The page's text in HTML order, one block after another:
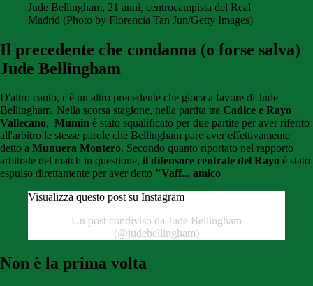
Jude Bellingham, 21 anni, centrocampista del Real
Madrid (Photo by Florencia Tan Jun/Getty Images)
Il precedente che condanna (o forse salva)
Jude Bellingham
D'altro canto, c'è un altro precedente che gioca a favore di Jude
Bellingham. Nella scorsa stagione, nella partita tra Cadice e Rayo
Vallecano, Mumin è stato squalificato per due partite per aver riferito
all'arbitro le stesse parole che Bellingham pare aver effettivamente
detto a Munuera Montero. Secondo quanto riportato nel rapporto
arbitrale del match in questione, il difensore centrale del Rayo è stato
espulso direttamente per aver detto "Vaff... amico
Visualizza questo post su Instagram
Un post condiviso da Jude Bellingham
(@judebellingham)
Non è la prima volta